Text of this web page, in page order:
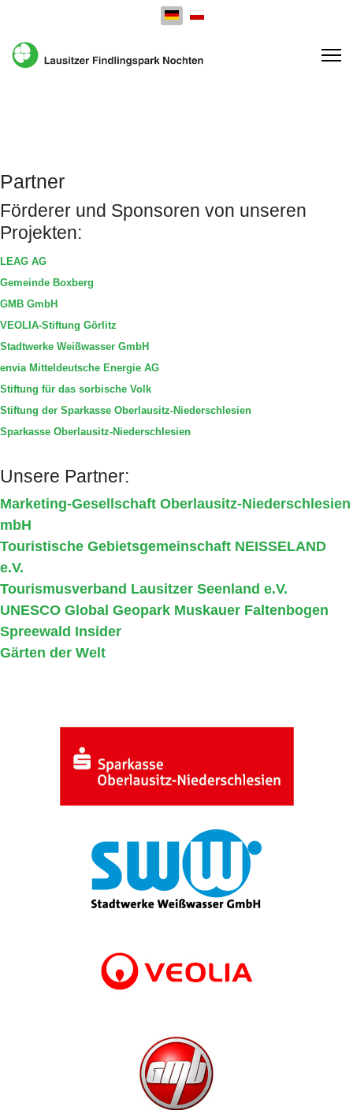
Sprache auswählen
Partner
Förderer und Sponsoren von unseren
Projekten:
LEAG AG
Gemeinde Boxberg
GMB GmbH
VEOLIA-Stiftung Görlitz
Stadtwerke Weißwasser GmbH
envia Mitteldeutsche Energie AG
Stiftung für das sorbische Volk
Stiftung der Sparkasse Oberlausitz-Niederschlesien
Sparkasse Oberlausitz-Niederschlesien
Unsere Partner:
Marketing-Gesellschaft Oberlausitz-Niederschlesien
mbH
Touristische Gebietsgemeinschaft NEISSELAND
e.V.
Tourismusverband Lausitzer Seenland e.V.
UNESCO Global Geopark Muskauer Faltenbogen
Spreewald Insider
Gärten der Welt